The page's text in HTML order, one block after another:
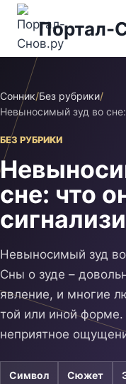
Перейти
содержимому
Портал-
Сонник/Без рубрики/
Невыносимый зуд во сне:
БЕЗ РУБРИКИ
сне: что
Невыносимый зуд во
Сны о зуде –
явление, и многие
той или иной форме.
неприятное
Символ Сюжет